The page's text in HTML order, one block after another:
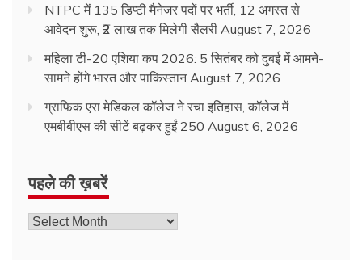
NTPC में 135 डिप्टी मैनेजर पदों पर भर्ती, 12 अगस्त से
आवेदन शुरू, ₹2 लाख तक मिलेगी सैलरी August 7, 2026
महिला टी-20 एशिया कप 2026: 5 सितंबर को दुबई में आमने-
सामने होंगे भारत और पाकिस्तान August 7, 2026
ग्राफिक एरा मेडिकल कॉलेज ने रचा इतिहास, कॉलेज में
एमबीबीएस की सीटें बढ़कर हुईं 250 August 6, 2026
पहले की ख़बरें